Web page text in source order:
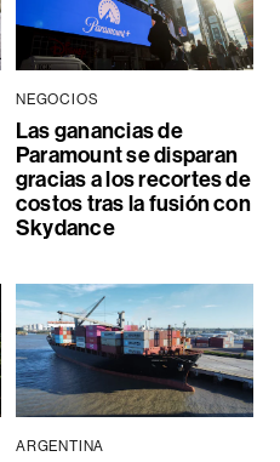
NEGOCIOS
Las ganancias de
Paramount se disparan
gracias a los recortes de
costos tras la fusión con
Skydance
ARGENTINA